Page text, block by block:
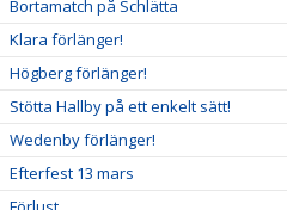
Bortamatch på Schlätta
Klara förlänger!
Högberg förlänger!
Stötta Hallby på ett enkelt sätt!
Wedenby förlänger!
Efterfest 13 mars